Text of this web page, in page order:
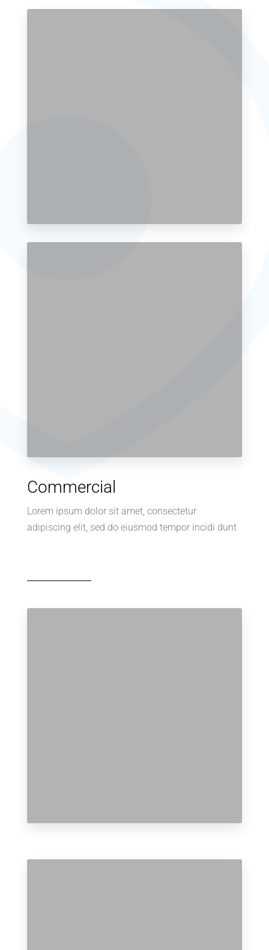
Commercial
Lorem ipsum dolor sit amet, consectetur
adipiscing elit, sed do eiusmod tempor incidi dunt